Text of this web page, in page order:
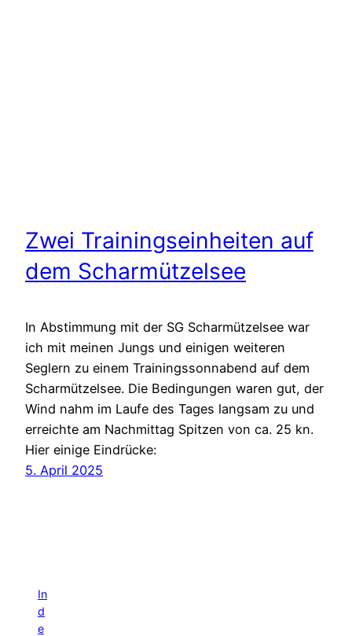
Zwei Trainingseinheiten auf
dem Scharmützelsee
In Abstimmung mit der SG Scharmützelsee war
ich mit meinen Jungs und einigen weiteren
Seglern zu einem Trainingssonnabend auf dem
Scharmützelsee. Die Bedingungen waren gut, der
Wind nahm im Laufe des Tages langsam zu und
erreichte am Nachmittag Spitzen von ca. 25 kn.
Hier einige Eindrücke:
5. April 2025
In
d
e